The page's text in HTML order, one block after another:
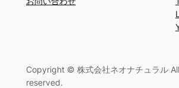
Copyright © 株式会社ネオナチュラル
reserved.